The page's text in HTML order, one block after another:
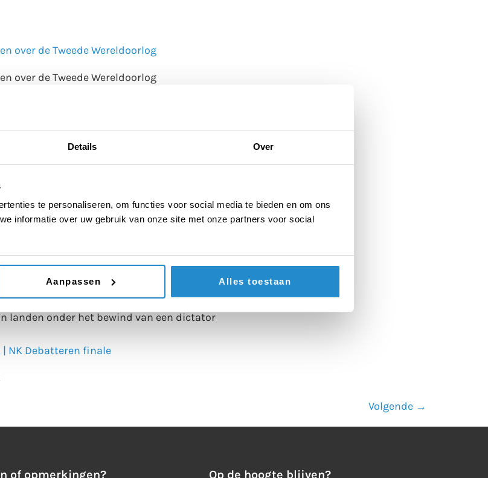
Details Over
te personaliseren, om functies voor social media te bieden en om ons
informatie over uw gebruik van onze site met onze partners voor social
Aanpassen Alles toestaan
over de Tweede Wereldoorlog
over de Tweede Wereldoorlog
georganiseerd
georganiseerd
– NK Debatteren vmbo
onder het bewind van een dictator
landen onder het bewind van een dictator
NK Debatteren finale
Volgende →
of opmerkingen? Op de hoogte blijven?